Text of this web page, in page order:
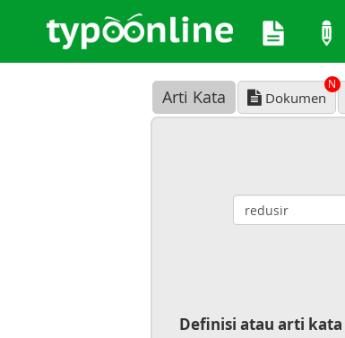
Arti Kata Dokumen
N
Definisi atau arti kata